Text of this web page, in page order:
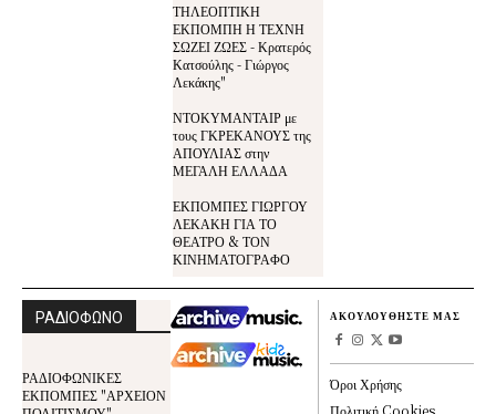
ΤΗΛΕΟΠΤΙΚΗ
ΕΚΠΟΜΠΗ Η ΤΕΧΝΗ
ΣΩΖΕΙ ΖΩΕΣ - Κρατερός
Κατσούλης - Γιώργος
Λεκάκης"
ΝΤΟΚΥΜΑΝΤΑΙΡ με
τους ΓΚΡΕΚΑΝΟΥΣ της
ΑΠΟΥΛΙΑΣ στην
ΜΕΓΑΛΗ ΕΛΛΑΔΑ
ΕΚΠΟΜΠΕΣ ΓΙΩΡΓΟΥ
ΛΕΚΑΚΗ ΓΙΑ ΤΟ
ΘΕΑΤΡΟ & ΤΟΝ
ΚΙΝΗΜΑΤΟΓΡΑΦΟ
ΡΑΔΙΟΦΩΝΟ
ΡΑΔΙΟΦΩΝΙΚΕΣ
ΕΚΠΟΜΠΕΣ "ΑΡΧΕΙΟΝ
ΑΚΟΥΛΟΥΘΗΣΤΕ ΜΑΣ
Όροι Χρήσης
Πολιτική Cookies